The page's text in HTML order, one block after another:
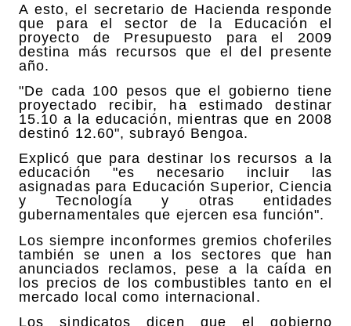
A esto, el secretario de Hacienda responde
que para el sector de la Educación el
proyecto de Presupuesto para el 2009
destina más recursos que el del presente
año.
"De cada 100 pesos que el gobierno tiene
proyectado recibir, ha estimado destinar
15.10 a la educación, mientras que en 2008
destinó 12.60", subrayó Bengoa.
Explicó que para destinar los recursos a la
educación "es necesario incluir las
asignadas para Educación Superior, Ciencia
y Tecnología y otras entidades
gubernamentales que ejercen esa función".
Los siempre inconformes gremios choferiles
también se unen a los sectores que han
anunciados reclamos, pese a la caída en
los precios de los combustibles tanto en el
mercado local como internacional.
Los sindicatos dicen que el gobierno